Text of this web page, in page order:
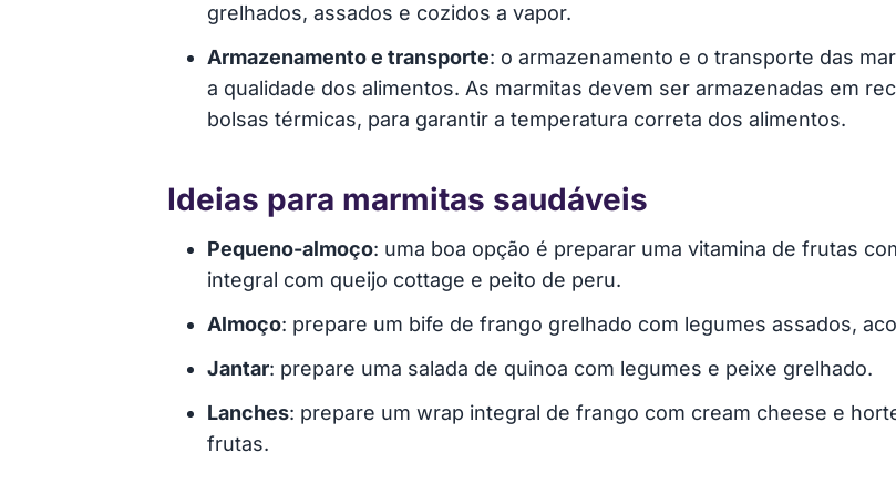
grelhados, assados e cozidos a vapor.
Armazenamento e transporte: o armazenamento e o transporte das
a qualidade dos alimentos. As marmitas devem ser armazenadas em
bolsas térmicas, para garantir a temperatura correta dos alimentos.
Ideias para marmitas saudáveis
Pequeno-almoço: uma boa opção é preparar uma vitamina de frutas
integral com queijo cottage e peito de peru.
Almoço: prepare um bife de frango grelhado com legumes assados,
Jantar: prepare uma salada de quinoa com legumes e peixe grelhado.
Lanches: prepare um wrap integral de frango com cream cheese e
frutas.